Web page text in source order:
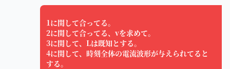
1に関して合ってる。
2に関して合ってる、vを求めて。
3に関して、Lは既知とする。
4に関して、時刻全体の電流波形が与えられてると
する。